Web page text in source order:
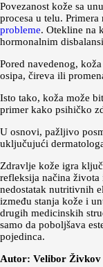
Povezanost kože sa
procesa u telu.
probleme. Otekline na
hormonalnim
Pored navedenog,
osipa, čireva ili
Isto tako, koža može
primer kako psihičko
U osnovi, pažljivo
uključujući
Zdravlje kože igra
refleksija načina
nedostatak nutritivnih
između stanja kože i
drugih medicinskih
samo da poboljšava
pojedinca.
Autor: Velibor Živkov